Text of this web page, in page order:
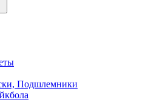
Подшлемники